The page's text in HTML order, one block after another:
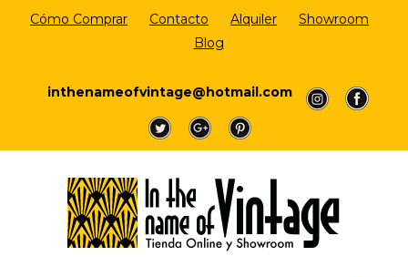
Cómo Comprar Contacto Alquiler
Showroom
Blog
inthenameofvintage@hotmail.com
a
a
a
a a